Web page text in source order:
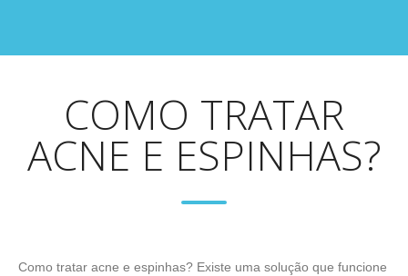
COMO TRATAR
ACNE E ESPINHAS?
Como tratar acne e espinhas? Existe uma solução que funcione